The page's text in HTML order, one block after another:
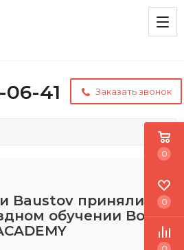
06-41 Заказать звонок
Baustov приняли
обучении Bostik
0
0